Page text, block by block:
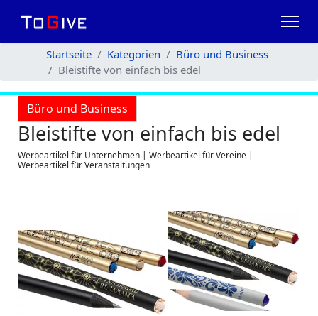
Startseite Kategorien
Büro und Business
Bleistifte von einfach bis edel
Büro und Business
Bleistifte von einfach bis edel
Werbeartikel für Unternehmen | Werbeartikel für Vereine |
Werbeartikel für Veranstaltungen